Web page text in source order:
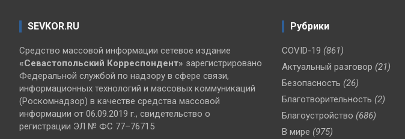
SEVKOR.RU
Средство массовой информации сетевое издание
«Севастопольский Корреспондент» зарегистрировано
Федеральной службой по надзору в сфере связи,
информационных технологий и массовых коммуникаций
(Роскомнадзор) в качестве средства массовой
информации от 06.09.2019 г., свидетельство о
регистрации ЭЛ № ФС 77–76715
Рубрики
COVID-19 (861)
Актуальный разговор (21)
Безопасность (26)
Благотворительность (2)
Благоустройство (686)
В мире (975)